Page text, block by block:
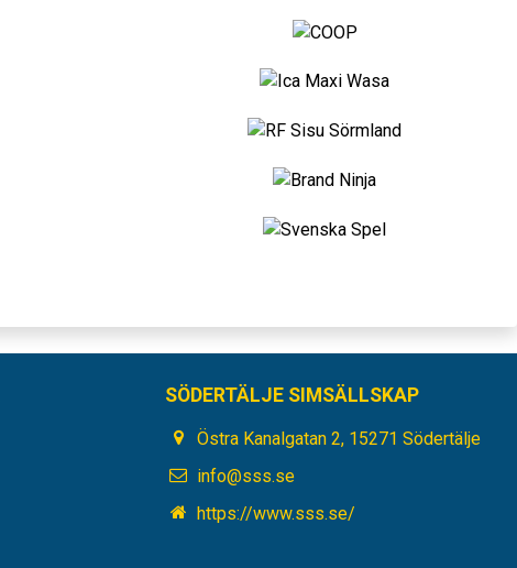
SÖDERTÄLJE SIMSÄLLSKAP
Östra Kanalgatan 2, 15271 Södertälje
info@sss.se
https://www.sss.se/